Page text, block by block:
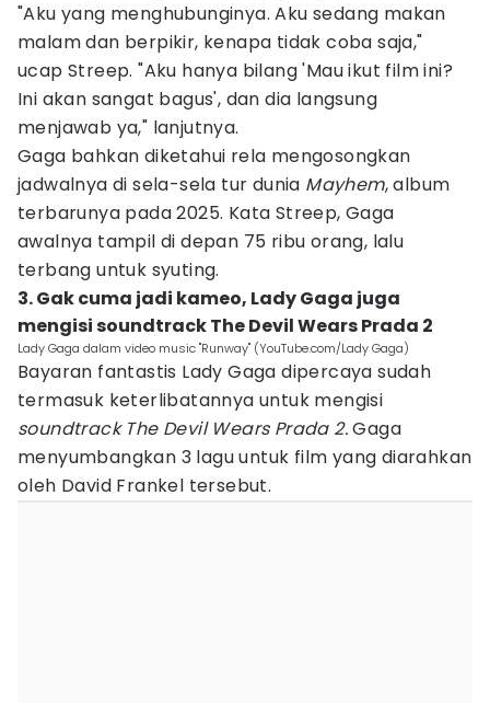
"Aku yang menghubunginya. Aku sedang makan
malam dan berpikir, kenapa tidak coba saja,"
ucap Streep. "Aku hanya bilang 'Mau ikut film ini?
Ini akan sangat bagus', dan dia langsung
menjawab ya," lanjutnya.
Gaga bahkan diketahui rela mengosongkan
jadwalnya di sela-sela tur dunia Mayhem, album
terbarunya pada 2025. Kata Streep, Gaga
awalnya tampil di depan 75 ribu orang, lalu
terbang untuk syuting.
3. Gak cuma jadi kameo, Lady Gaga juga
mengisi soundtrack The Devil Wears Prada 2
Lady Gaga dalam video music "Runway" (YouTube.com/Lady Gaga)
Bayaran fantastis Lady Gaga dipercaya sudah
termasuk keterlibatannya untuk mengisi
soundtrack The Devil Wears Prada 2.Gaga
menyumbangkan 3 lagu untuk film yang diarahkan
oleh David Frankel tersebut.